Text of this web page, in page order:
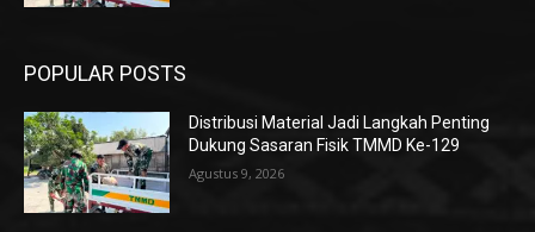
POPULAR POSTS
Distribusi Material Jadi Langkah Penting
Dukung Sasaran Fisik TMMD Ke-129
Agustus 9, 2026